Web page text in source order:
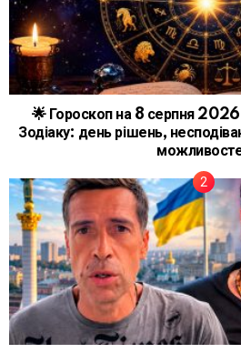
🌟 Гороскоп на 8 серпня 2026
Зодіаку: день рішень,